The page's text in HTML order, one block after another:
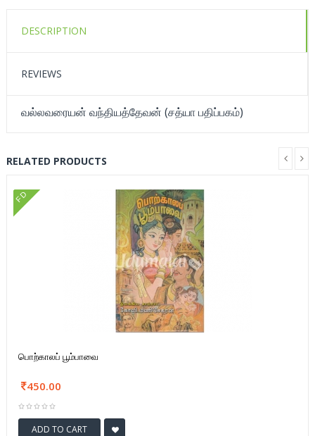
DESCRIPTION
REVIEWS
வல்லவரையன் வந்தியத்தேவன் (சத்யா பதிப்பகம்)
RELATED PRODUCTS
FD
பொற்காலப் பூம்பாவை
450.00
ADD TO CART